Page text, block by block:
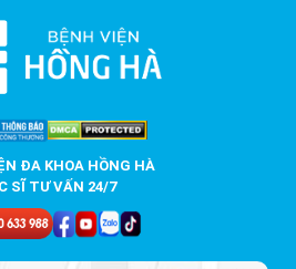
ĐA KHOA HỒNG HÀ
SĨ TƯ VẤN 24/7